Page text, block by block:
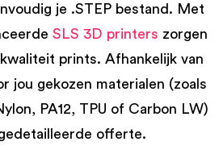
je .STEP bestand. Met
SLS 3D printers zorgen
prints. Afhankelijk van
jou gekozen materialen (zoals
PA12, TPU of Carbon LW)
offerte.